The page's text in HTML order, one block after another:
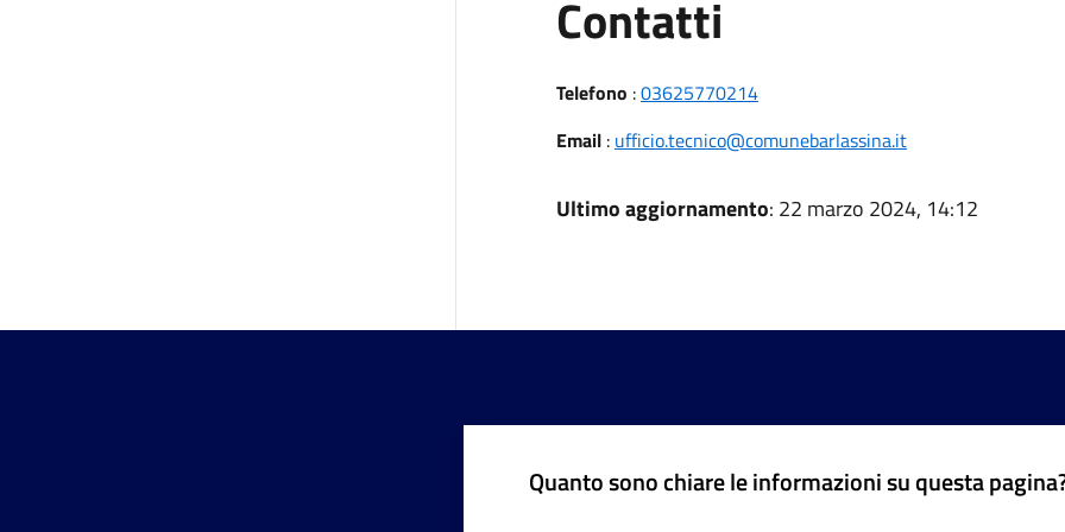
Contatti
Telefono :03625770214
Email: ufficio.tecnico@comunebarlassina.it
Ultimo aggiornamento: 22 marzo 2024, 14:12
Quanto sono chiare le informazioni su questa